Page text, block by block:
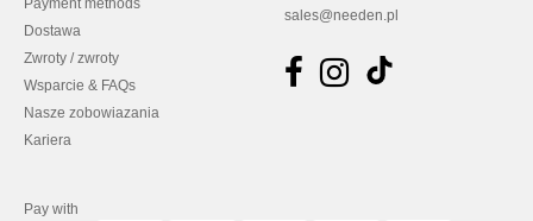
Payment methods
Dostawa
Zwroty / zwroty
Wsparcie & FAQs
Nasze zobowiazania
Kariera
sales@needen.pl
Pay with